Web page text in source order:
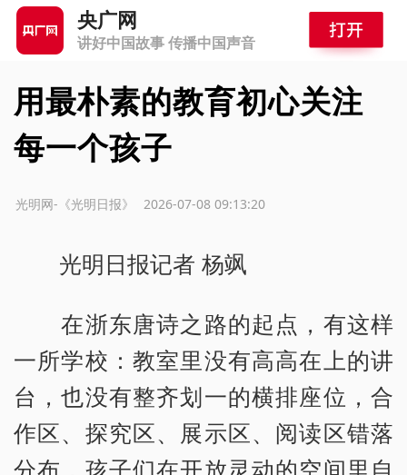
央广网
讲好中国故事 传播中国声音
用最朴素的教育初心关注
每一个孩子
2026-07-08 09:13:20
光明网-《光明日报》
光明日报记者 杨飒
在浙东唐诗之路的起点，有这样
一所学校：教室里没有高高在上的讲
台，也没有整齐划一的横排座位，合
作区、探究区、展示区、阅读区错落